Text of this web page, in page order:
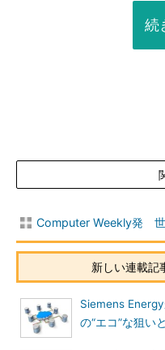
続
Computer Weekly発 世
新しい連載記
Siemens
の“エコ”な狙い